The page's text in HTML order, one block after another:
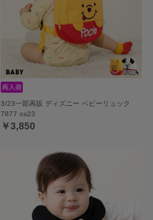
3/23一部再販 ディズニー ベビーリュック
7877 os23
￥3,850